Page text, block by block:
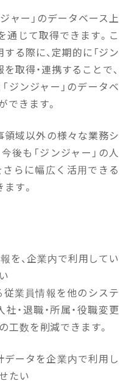
ジャー」のデータベース上
通じて取得できます。こ
る際に、定期的に「ジン
取得・連携することで、
ジンジャー」のデータベ
できます。
領域以外の様々な業務シ
後も「ジンジャー」の人
らに幅広く活用できる
す。
を、企業内で利用してい
従業員情報を他のシステ
・退職・所属・役職変更
工数を削減できます。
データを企業内で利用し
たい